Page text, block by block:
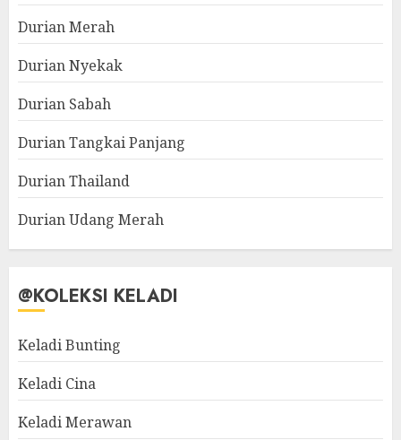
Durian Merah
Durian Nyekak
Durian Sabah
Durian Tangkai Panjang
Durian Thailand
Durian Udang Merah
@KOLEKSI KELADI
Keladi Bunting
Keladi Cina
Keladi Merawan